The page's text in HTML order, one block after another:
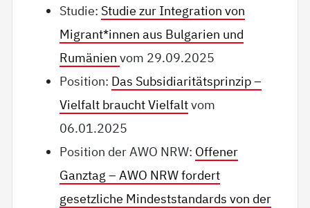
Studie: Studie zur Integration von
Migrant*innen aus Bulgarien und
Rumänienvom 29.09.2025
Position: Das Subsidiaritätsprinzip –
Vielfalt braucht Vielfaltvom
06.01.2025
Position der AWO NRW: Offener
Ganztag – AWO NRW fordert
gesetzliche Mindeststandards von der